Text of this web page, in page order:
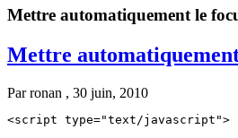
Mettre automatiquement le
Mettre
Parronan , 30 juin, 2010
<script type="text/javascript">